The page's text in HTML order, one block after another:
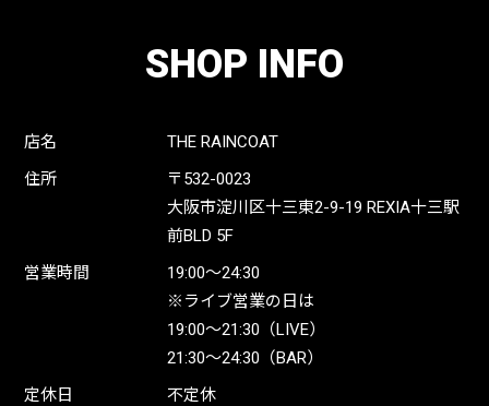
SHOP INFO
店名
THE RAINCOAT
住所
〒532-0023
大阪市淀川区十三東2-9-19 REXIA十三駅
前BLD 5F
営業時間
19:00〜24:30
※ライブ営業の日は
19:00〜21:30（LIVE）
21:30〜24:30（BAR）
定休日
不定休